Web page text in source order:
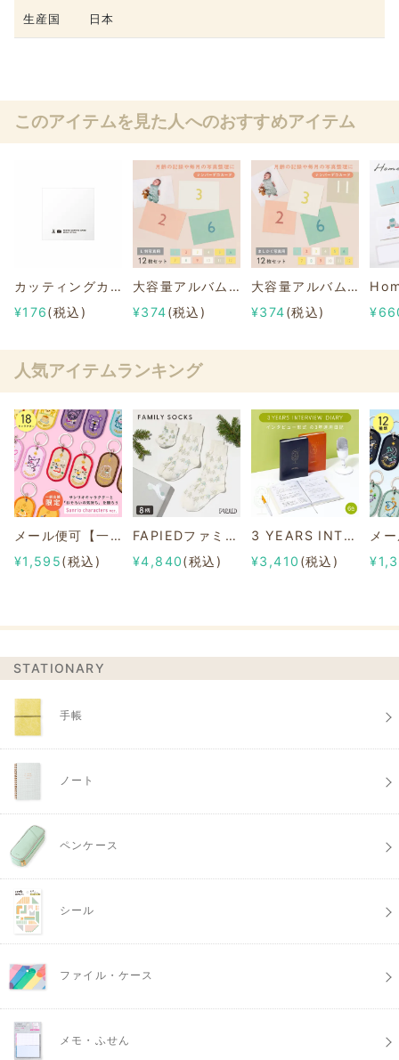
生産国 日本
このアイテムを見た人へのおすすめアイテム
カッティングカード
¥176(税込)
大容量アルバムシリーズ 【ナンバーデコカード】L判写真用
¥374(税込)
大容量アルバムシリーズ 【ナンバーデコカード】ましかく写真用
¥374(税込)
人気アイテムランキング
メール便可【一部店舗限定】2/8b PAIR KEY RING Sanrio characters ver.
¥1,595(税込)
FAPIEDファミリーソックスセット 総柄
¥4,840(税込)
3 YEARS INTERVIEW DIARY
¥3,410 (税込)
STATIONARY
手帳
ノート
ペンケース
シール
ファイル・ケース
メモ・ふせん